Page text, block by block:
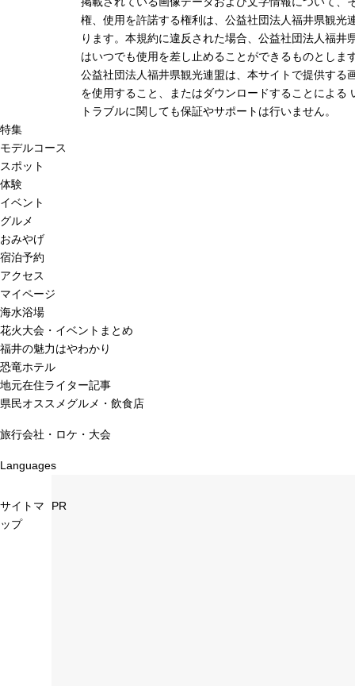
権、使用を許諾する権利は、公益社団法人福井県観光
ります。本規約に違反された場合、公益社団法人福井
はいつでも使用を差し止めることができるものとしま
公益社団法人福井県観光連盟は、本サイトで提供する
を使用すること、またはダウンロードすることによる
トラブルに関しても保証やサポートは行いません。
特集
モデルコース
スポット
体験
イベント
グルメ
おみやげ
宿泊予約
アクセス
マイページ
海水浴場
花火大会・イベントまとめ
福井の魅力はやわかり
恐竜ホテル
地元在住ライター記事
県民オススメグルメ・飲食店
旅行会社・ロケ・大会
Languages
サイトマ
ップ
PR